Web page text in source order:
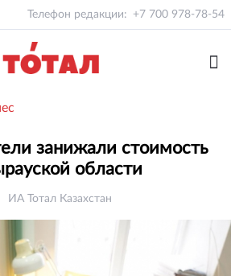
Телефон редакции: +7 700 978-78-54
занижали стоимость
области
ИА Тотал Казахстан